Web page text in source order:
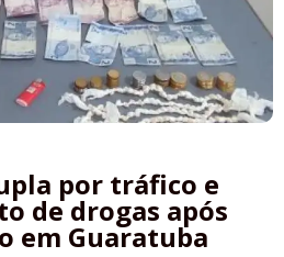
por tráfico e
de drogas após
em Guaratuba